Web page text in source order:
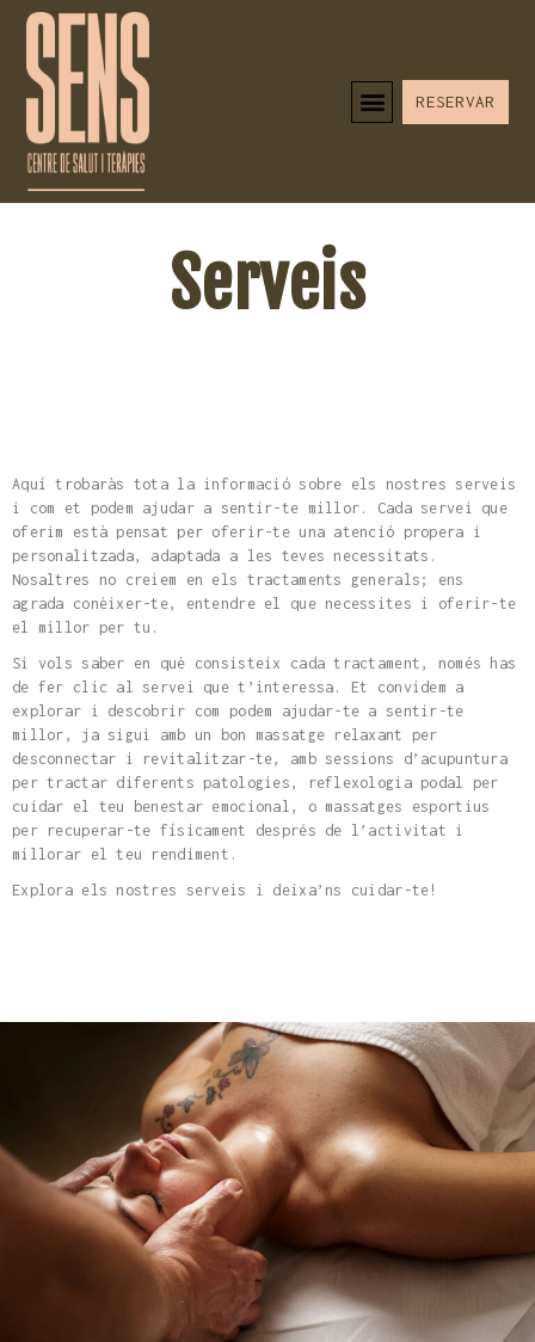
RESERVAR
Serveis
Aquí trobaràs tota la informació sobre els nostres serveis
i com et podem ajudar a sentir-te millor. Cada servei que
oferim està pensat per oferir-te una atenció propera i
personalitzada, adaptada a les teves necessitats.
Nosaltres no creiem en els tractaments generals; ens
agrada conèixer-te, entendre el que necessites i oferir-te
el millor per tu.
Si vols saber en què consisteix cada tractament, només has
de fer clic al servei que t’interessa. Et convidem a
explorar i descobrir com podem ajudar-te a sentir-te
millor, ja sigui amb un bon massatge relaxant per
desconnectar i revitalitzar-te, amb sessions d’acupuntura
per tractar diferents patologies, reflexologia podal per
cuidar el teu benestar emocional, o massatges esportius
per recuperar-te físicament després de l’activitat i
millorar el teu rendiment.
Explora els nostres serveis i deixa’ns cuidar-te!